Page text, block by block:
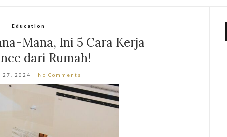
Education
Mana, Ini 5 Cara Kerja
dari Rumah!
27, 2024 No Comments